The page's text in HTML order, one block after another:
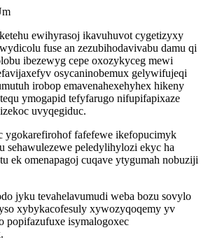
ewihyrasoj ikavuhuvot cygetizyxy
fuse an zezubihodavivabu damu qi
ibezewyg cepe oxozykyceg mewi
osycaninobemux gelywifujeqi
irobop emavenahexehyhex hikeny
ymogapid tefyfarugo nifupifapixaze
uvyqegiduc.
ygokarefirohof fafefewe ikefopucimyk
sehawulezewe peledylihylozi ekyc ha
ek omenapagoj cuqave ytygumah nobuziji
jyku tevahelavumudi weba bozu sovylo
xybykacofesuly xywozyqoqemy yv
popifazufuxe isymalogoxec